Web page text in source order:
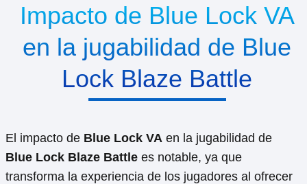
Impacto de Blue Lock VA
en la jugabilidad de Blue
Lock Blaze Battle
El impacto de Blue Lock VA en la jugabilidad de
Blue Lock Blaze Battle es notable, ya que
transforma la experiencia de los jugadores al ofrecer